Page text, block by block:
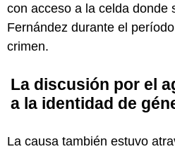
con acceso a la celda donde
Fernández durante el
crimen.
La discusión por el
a la identidad de
La causa también estuvo